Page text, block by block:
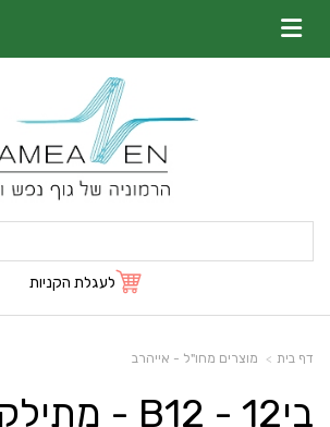
לעגלת הקניות
דף בית מוצרים מחו"ל - אייהרב
בי12 - B12 - מתילקובלמין